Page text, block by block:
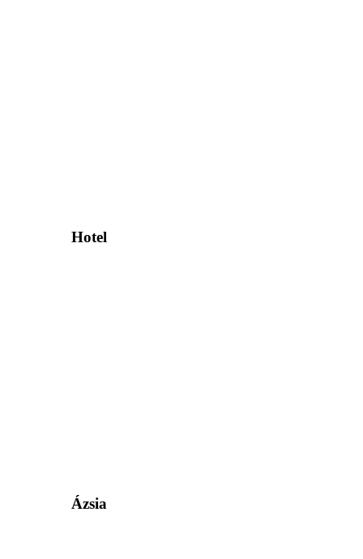
Hotel
Ázsia